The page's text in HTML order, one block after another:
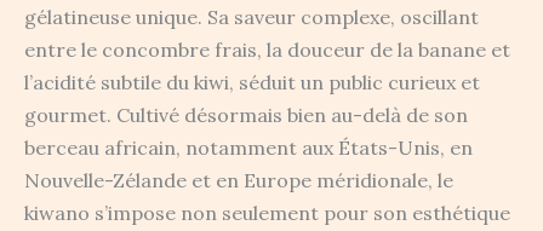
gélatineuse unique. Sa saveur complexe, oscillant
entre le concombre frais, la douceur de la banane et
l’acidité subtile du kiwi, séduit un public curieux et
gourmet. Cultivé désormais bien au-delà de son
berceau africain, notamment aux États-Unis, en
Nouvelle-Zélande et en Europe méridionale, le
kiwano s’impose non seulement pour son esthétique